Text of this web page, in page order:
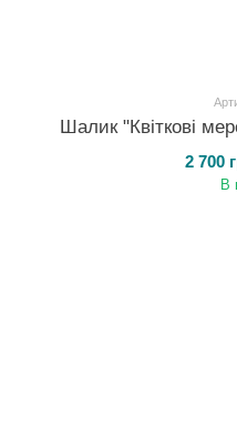
Шалик "Квіткові
2 700
В